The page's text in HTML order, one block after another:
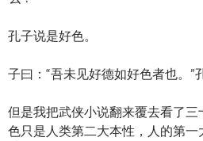
孔子说是好色。
子曰：“吾未见好德如好色者也。”
但是我把武侠小说翻来覆去看了
色只是人类第二大本性，人的第